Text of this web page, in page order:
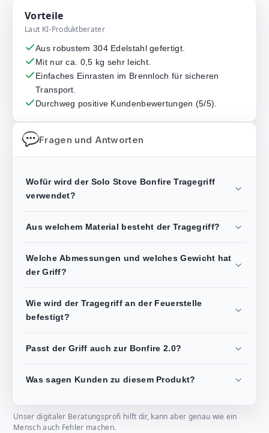
Vorteile
Laut KI-Produktberater
Aus robustem 304 Edelstahl gefertigt.
Mit nur ca. 0,5 kg sehr leicht.
Einfaches Einrasten im Brennloch für sicheren
Transport.
Durchweg positive Kundenbewertungen (5/5).
Fragen und Antworten
Wofür wird der Solo Stove Bonfire Tragegriff
verwendet?
Aus welchem Material besteht der Tragegriff?
Welche Abmessungen und welches Gewicht hat
der Griff?
Wie wird der Tragegriff an der Feuerstelle
befestigt?
Passt der Griff auch zur Bonfire 2.0?
Was sagen Kunden zu diesem Produkt?
Unser digitaler Beratungsprofi hilft dir, kann aber genau wie ein
Mensch auch Fehler machen.